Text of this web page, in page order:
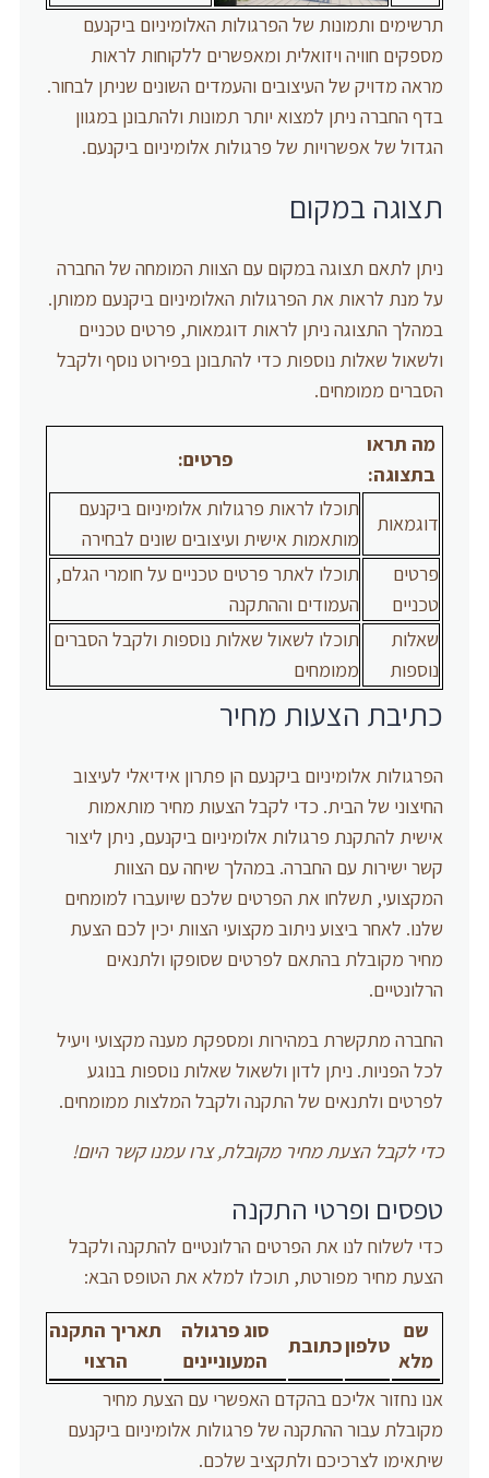
תרשימים ותמונות של הפרגולות האלומיניום ביקנעם
מספקים חוויה ויזואלית ומאפשרים ללקוחות לראות
מראה מדויק של העיצובים והעמדים השונים שניתן לבחור.
בדף החברה ניתן למצוא יותר תמונות ולהתבונן במגוון
הגדול של אפשרויות של פרגולות אלומיניום ביקנעם.
תצוגה במקום
ניתן לתאם תצוגה במקום עם הצוות המומחה של החברה
על מנת לראות את הפרגולות האלומיניום ביקנעם ממותן.
במהלך התצוגה ניתן לראות דוגמאות, פרטים טכניים
ולשאול שאלות נוספות כדי להתבונן בפירוט נוסף ולקבל
הסברים ממומחים.
מה תראו
בתצוגה:
פרטים:
דוגמאות
תוכלו לראות פרגולות אלומיניום ביקנעם
מותאמות אישית ועיצובים שונים לבחירה
פרטים
טכניים
תוכלו לאתר פרטים טכניים על חומרי הגלם,
העמודים וההתקנה
שאלות
נוספות
תוכלו לשאול שאלות נוספות ולקבל הסברים
ממומחים
כתיבת הצעות מחיר
הפרגולות אלומיניום ביקנעם הן פתרון אידיאלי לעיצוב
החיצוני של הבית. כדי לקבל הצעות מחיר מותאמות
אישית להתקנת פרגולות אלומיניום ביקנעם, ניתן ליצור
קשר ישירות עם החברה. במהלך שיחה עם הצוות
המקצועי, תשלחו את הפרטים שלכם שיועברו למומחים
שלנו. לאחר ביצוע ניתוב מקצועי הצוות יכין לכם הצעת
מחיר מקובלת בהתאם לפרטים שסופקו ולתנאים
הרלונטיים.
החברה מתקשרת במהירות ומספקת מענה מקצועי ויעיל
לכל הפניות. ניתן לדון ולשאול שאלות נוספות בנוגע
לפרטים ולתנאים של התקנה ולקבל המלצות ממומחים.
כדי לקבל הצעת מחיר מקובלת, צרו עמנו קשר היום!
טפסים ופרטי התקנה
כדי לשלוח לנו את הפרטים הרלונטיים להתקנה ולקבל
הצעת מחיר מפורטת, תוכלו למלא את הטופס הבא:
שם
מלא
טלפוןכתובת
סוג פרגולה
המעוניינים
תאריך התקנה
הרצוי
אנו נחזור אליכם בהקדם האפשרי עם הצעת מחיר
מקובלת עבור ההתקנה של פרגולות אלומיניום ביקנעם
שיתאימו לצרכיכם ולתקציב שלכם.